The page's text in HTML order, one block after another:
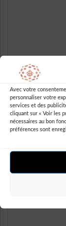
Avec votre
personnaliser votre
services et des
cliquant sur « Voir les
nécessaires au bon
préférences sont